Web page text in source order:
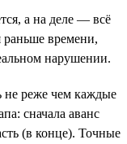
а на деле — всё
раньше времени,
нарушении.
не реже чем каждые
сначала аванс
(в конце). Точные